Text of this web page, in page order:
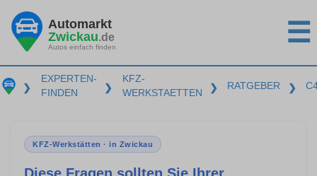
Automarkt
Zwickau.de
Autos einfach finden ☰
❯
EXPERTEN-
FINDEN
❯
KFZ-
WERKSTAETTEN
❯ RATGEBER ❯
KFZ-Werkstätten · in Zwickau